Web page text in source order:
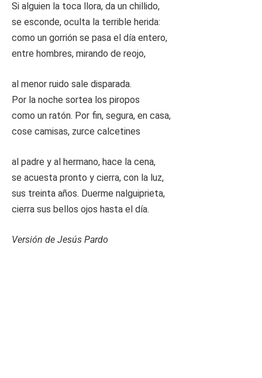
Si alguien la toca llora, da un chillido,
se esconde, oculta la terrible herida:
como un gorrión se pasa el día entero,
entre hombres, mirando de reojo,
al menor ruido sale disparada.
Por la noche sortea los piropos
como un ratón. Por fin, segura, en casa,
cose camisas, zurce calcetines
al padre y al hermano, hace la cena,
se acuesta pronto y cierra, con la luz,
sus treinta años. Duerme nalguiprieta,
cierra sus bellos ojos hasta el día.
Versión de Jesús Pardo